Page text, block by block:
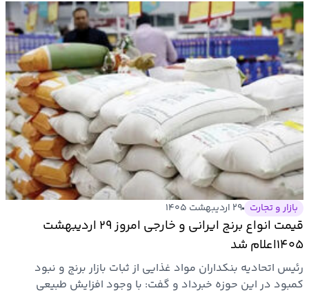
بازار و تجارت ۲۹ اردیبهشت ۱۴۰۵
قیمت انواع برنج ایرانی و خارجی امروز ۲۹ اردیبهشت
۱۴۰۵اعلام شد
​رئیس اتحادیه بنکداران مواد غذایی از ثبات بازار برنج و نبود
کمبود در این حوزه خبرداد و گفت: با وجود افزایش طبیعی